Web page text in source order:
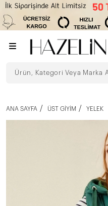
ANA SAYFA ÜST GIYIM YELEK